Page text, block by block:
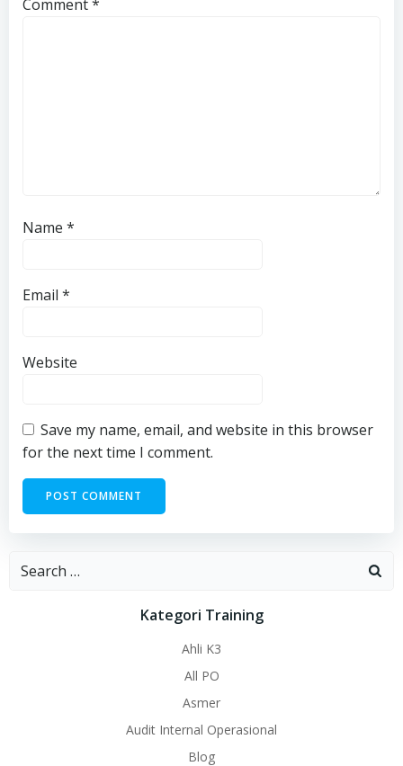
Comment*
Name *
Email *
Website
Save my name, email, and website in this browser
for the next time I comment.
Search
Kategori Training
Ahli K3
All PO
Asmer
Audit Internal Operasional
Blog